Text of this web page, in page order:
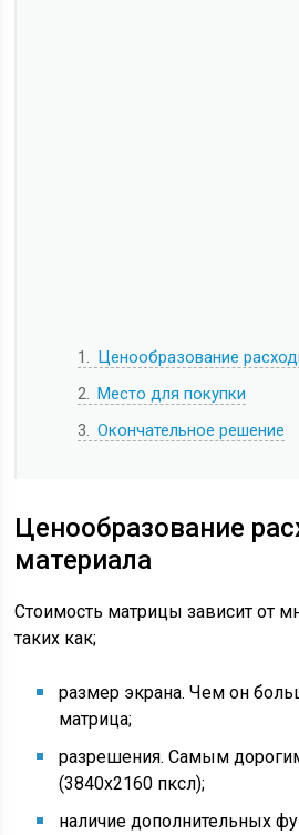
1
Ценообразование
2 Место для покупки
3
Окончательное решение
Ценообразование
материала
Стоимость матрицы зависит от
таких как;
размер экрана. Чем он
матрица;
разрешения. Самым
(3840х2160 пксл);
наличие дополнительных